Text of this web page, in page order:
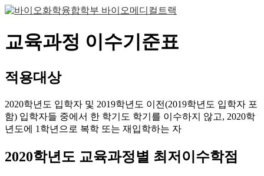
교육과정 이수기준표
적용대상
2020학년도 입학자 및 2019학년도 이전(2019학년도 입학자 포
함) 입학자들 중에서 한 학기도 학기를 이수하지 않고, 2020학
년도에 1학년으로 복학 또는 재입학하는 자
2020학년도 교육과정별 최저이수학점